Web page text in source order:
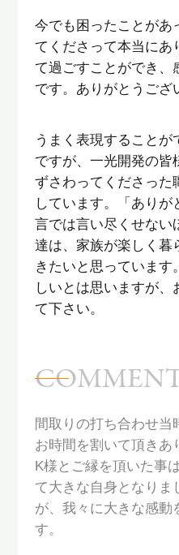
今でも困ったことがあ
てくださって本当にあ
て過ごすことができ、
です。ありがとうござ
うまく表現すること
ですが、一光開発の皆
ずさわってくださった
しています。「あり
言では言い尽くせない
達は、家族が楽しく暮
きたいと思っていま
しいとは思いますが、
て下さい。
間取りの打ち合わせ当
お時間を割いて頂きあ
K様とご縁を頂いた事
て大きな自身となりま
が、我々に大きな感動
す。